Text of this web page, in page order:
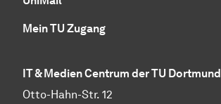
Mein TU Zugang
IT & Medien Centrum der TU Dortmund
Otto-Hahn-Str. 12